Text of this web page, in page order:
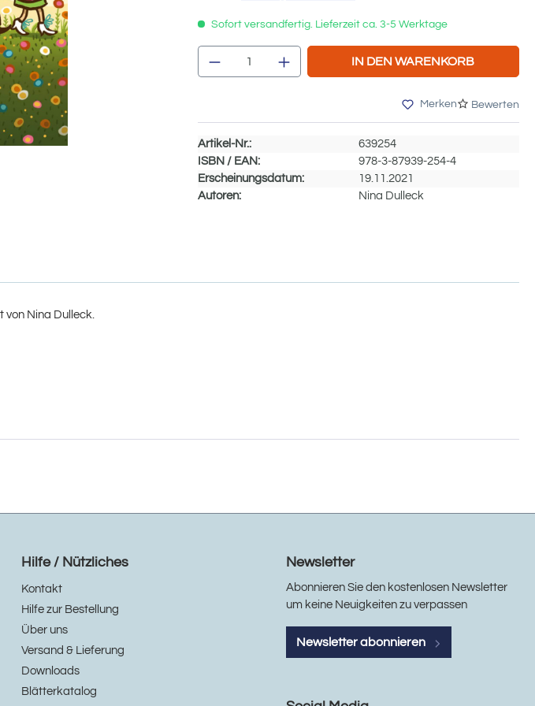
Sofort versandfertig. Lieferzeit ca. 3-5 Werktage
Produkt Anzahl: Gib den gewünschten
IN DEN WARENKORB
Merken Bewerten
Artikel-Nr.:
639254
ISBN / EAN:
978-3-87939-254-4
Erscheinungsdatum:
19.11.2021
Autoren:
Nina Dulleck
von Nina Dulleck.
Hilfe / Nützliches
Kontakt
Hilfe zur Bestellung
Über uns
Versand & Lieferung
Downloads
Blätterkatalog
Newsletter
Abonnieren Sie den kostenlosen Newsletter
um keine Neuigkeiten zu verpassen
Newsletter abonnieren